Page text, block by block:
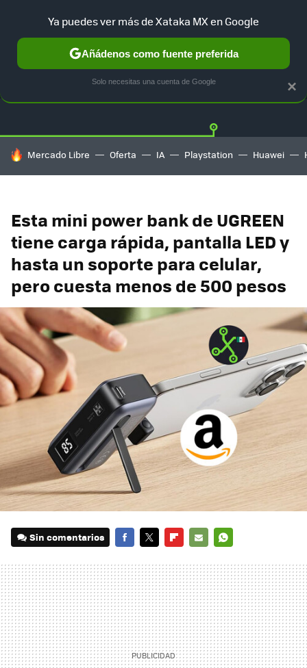
GUÍA DE COMPRAS MERCADO LIBRE
HOY SE HABLA DE
Mercado Libre Oferta IA Playstation Huawei
Esta mini power bank de UGREEN
tiene carga rápida, pantalla LED y
hasta un soporte para celular,
pero cuesta menos de 500 pesos
Sin comentarios
MAIL
×
Ya puedes ver más de Xataka MX en Google
Añádenos como fuente preferida
Solo necesitas una cuenta de Google